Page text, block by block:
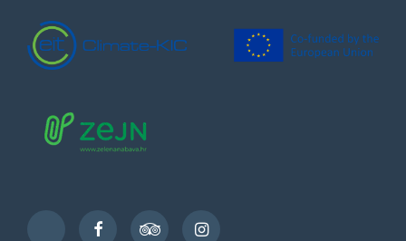
FacebookTripAdvisorInstagram